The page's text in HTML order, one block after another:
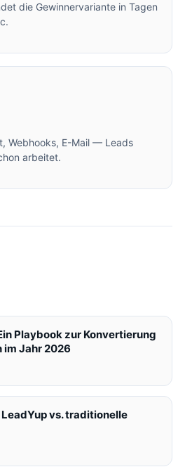
die Gewinnervariante in Tagen
Webhooks, E-Mail — Leads
arbeitet.
Playbook zur Konvertierung
im Jahr 2026
vs. traditionelle